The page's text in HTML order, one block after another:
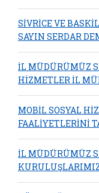
SİVRİCE VE
SAYIN SERDAR
İL MÜDÜRÜMÜZ
HİZMETLER İL
MOBİL SOSYAL
FAALİYETLERİNİ
İL MÜDÜRÜMÜZ